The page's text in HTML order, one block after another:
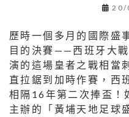
20/
歷時一個多月的國際盛
目的決賽——西班牙大
演的這場皇者之戰相當
直拉鋸到加時作賽，西
相隔16年第二次捧盃！
主辦的「黃埔天地足球